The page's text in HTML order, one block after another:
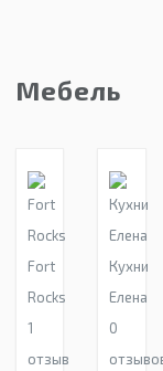
Мебель
Fort
Rocks
1
отзыв
Кухни
Елена
0